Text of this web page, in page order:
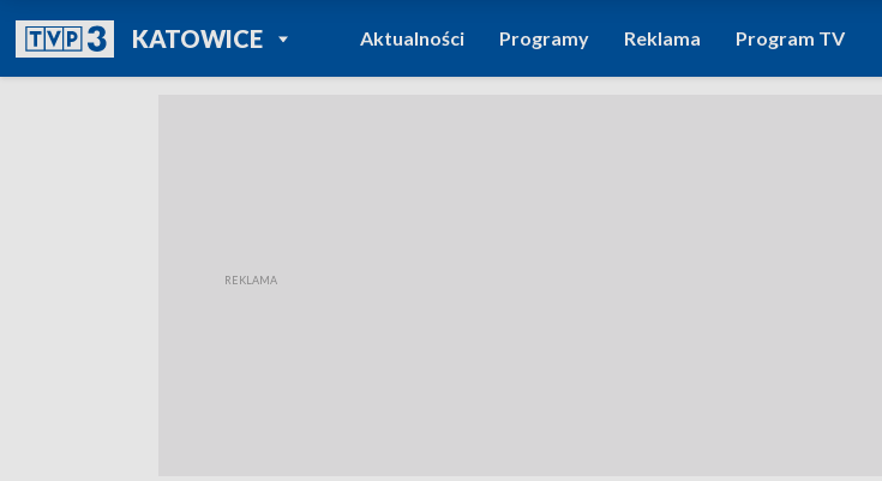
KATOWICEPOWRÓT DO
TVP REGIONY
Aktualności Programy Reklama Program TV